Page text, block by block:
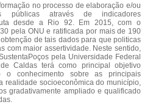
no processo de elaboração e/ou
públicas através de indicadores
desde a Rio 92. Em 2015, com o
pela ONU e ratificada por mais de 190
de tais dados para que politicas
com maior assertividade. Neste sentido,
pela Universidade Federal
Caldas terá como principal objetivo
o conhecimento sobre as principais
realidade socioeconômica do município,
gradativamente ampliado e qualificado